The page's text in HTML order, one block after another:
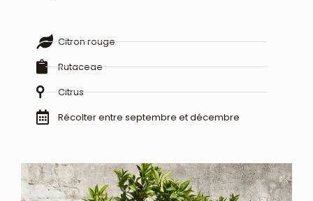
Citron rouge
Rutaceae
Citrus
Récolter entre septembre et décembre